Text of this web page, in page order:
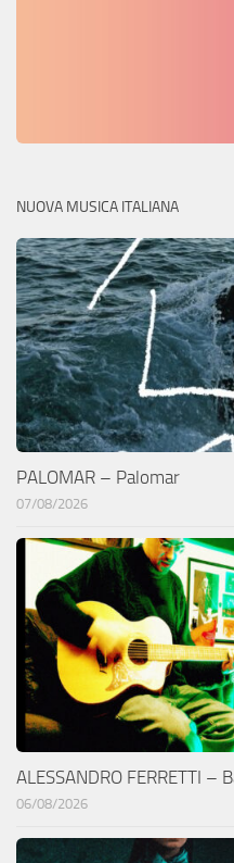
NUOVA MUSICA ITALIANA
PALOMAR – Palomar
07/08/2026
ALESSANDRO FERRETTI –
06/08/2026